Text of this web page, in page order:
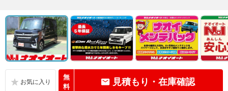
無
料
見積もり・在庫確認